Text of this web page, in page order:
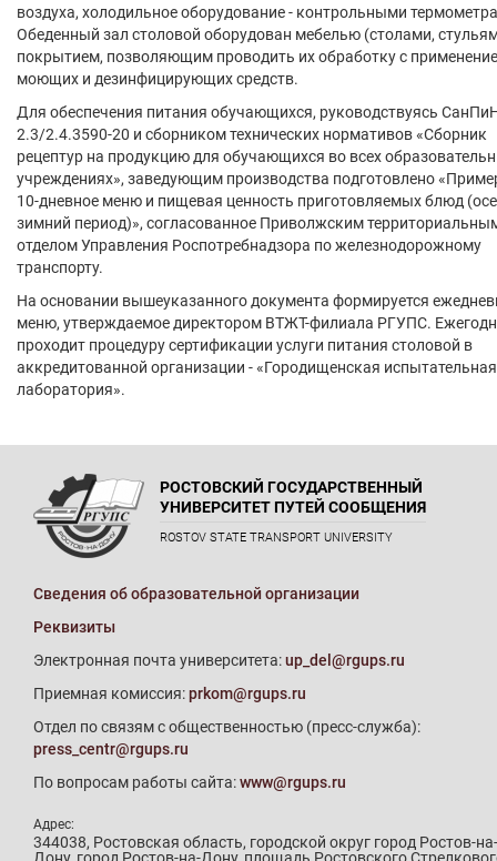
воздуха, холодильное оборудование - контрольными
Обеденный зал столовой оборудован мебелью (столами,
покрытием, позволяющим проводить их обработку с
моющих и дезинфицирующих средств.
Для обеспечения питания обучающихся, руководствуясь
2.3/2.4.3590-20 и сборником технических нормативов «Сборник
рецептур на продукцию для обучающихся во всех
учреждениях», заведующим производства подготовлено
10-дневное меню и пищевая ценность приготовляемых блюд
зимний период)», согласованное Приволжским
отделом Управления Роспотребнадзора по железнодорожному
транспорту.
На основании вышеуказанного документа формируется
меню, утверждаемое директором ВТЖТ-филиала РГУПС.
проходит процедуру сертификации услуги питания столовой в
аккредитованной организации - «Городищенская испытательная
лаборатория».
РОСТОВСКИЙ ГОСУДАРСТВЕННЫЙ
УНИВЕРСИТЕТ ПУТЕЙ СООБЩЕНИЯ
ROSTOV STATE TRANSPORT UNIVERSITY
Сведения об образовательной организации
Реквизиты
Электронная почта университета:up_del@rgups.ru
Приемная комиссия:prkom@rgups.ru
Отдел по связям с общественностью (пресс-служба):
press_centr@rgups.ru
По вопросам работы сайта:www@rgups.ru
Адрес:
344038, Ростовская область, городской округ город Ростов-на-